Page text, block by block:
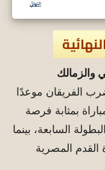
والزمالك
الفريقان موعدًا
بمثابة فرصة
السابعة، بينما
القدم المصرية